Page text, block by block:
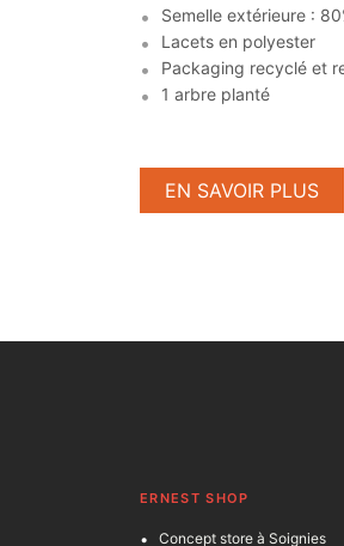
Semelle extérieure :
Lacets en polyester
Packaging recyclé et
1 arbre planté
EN SAVOIR PLUS
ERNEST SHOP
Concept store à Soignies